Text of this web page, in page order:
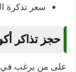
سعر تذكرة
حجز تذاكر
على من يرغب في